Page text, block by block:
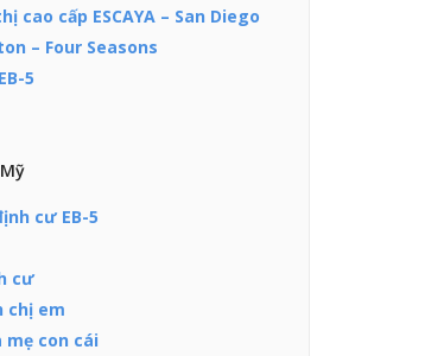
cao cấp ESCAYA – San Diego
– Four Seasons
5
cư EB-5
cư
chị em
mẹ con cái